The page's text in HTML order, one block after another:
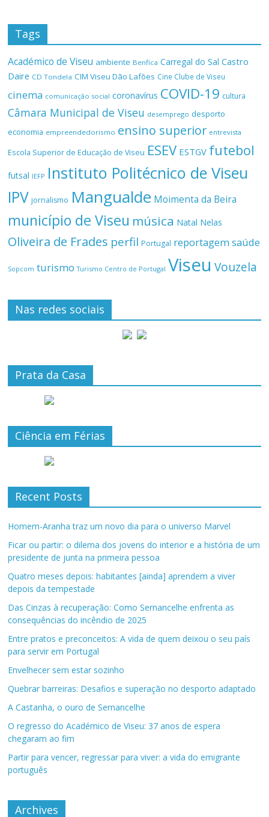
Tags
Académico de Viseu ambiente Benfica Carregal do Sal Castro
Daire CD Tondela CIM Viseu Dão Lafões Cine Clube de Viseu
cinema comunicação social coronavírus COVID-19 cultura
Câmara Municipal de Viseu desemprego desporto
economia empreendedorismo ensino superior entrevista
Escola Superior de Educação de Viseu ESEV ESTGV futebol
futsal IEFP Instituto Politécnico de Viseu
IPV jornalismo Mangualde Moimenta da Beira
município de Viseu música Natal Nelas
Oliveira de Frades perfil Portugal reportagemsaúde
Sopcom turismo Turismo Centro de Portugal Viseu Vouzela
Nas redes sociais
Prata da Casa
Ciência em Férias
Recent Posts
Homem-Aranha traz um novo dia para o universo Marvel
Ficar ou partir: o dilema dos jovens do interior e a história de um
presidente de junta na primeira pessoa
Quatro meses depois: habitantes [ainda] aprendem a viver
depois da tempestade
Das Cinzas à recuperação: Como Sernancelhe enfrenta as
consequências do incêndio de 2025
Entre pratos e preconceitos: A vida de quem deixou o seu país
para servir em Portugal
Envelhecer sem estar sozinho
Quebrar barreiras: Desafios e superação no desporto adaptado
A Castanha, o ouro de Sernancelhe
O regresso do Académico de Viseu: 37 anos de espera
chegaram ao fim
Partir para vencer, regressar para viver: a vida do emigrante
português
Archives